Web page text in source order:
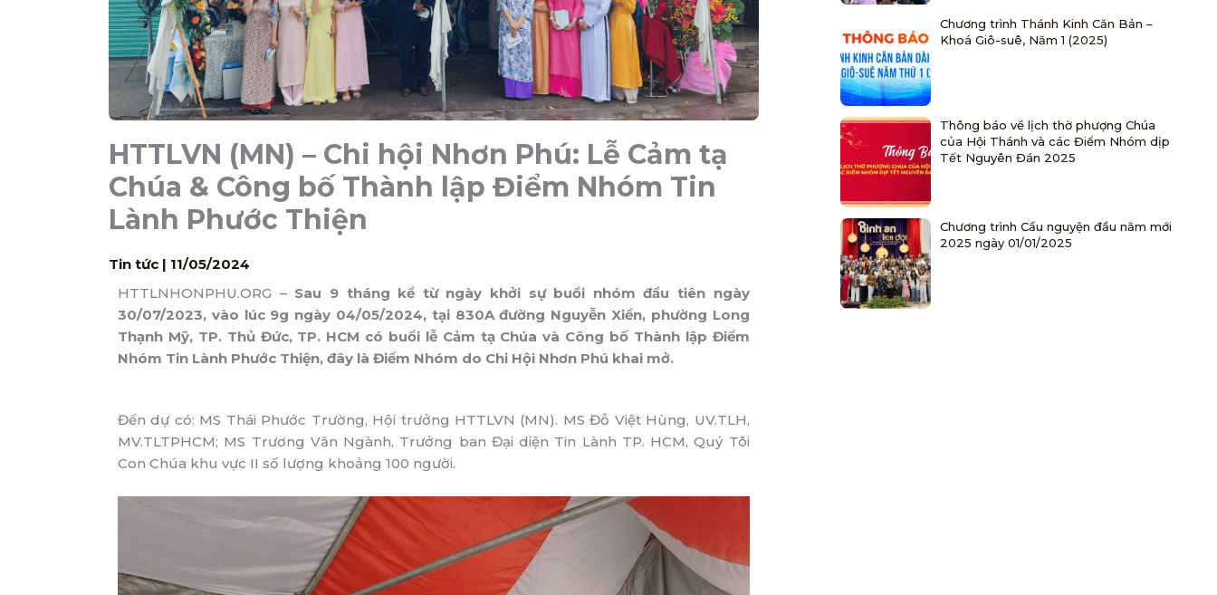
HTTLVN (MN) – Chi hội Nhơn Phú: Lễ Cảm tạ
Chúa & Công bố Thành lập Điểm Nhóm Tin
Lành Phước Thiện
Tin tức | 11/05/2024
HTTLNHONPHU.ORG – Sau 9 tháng kể từ ngày khởi sự buổi nhóm đầu tiên ngày
30/07/2023, vào lúc 9g ngày 04/05/2024, tại 830A đường Nguyễn Xiển, phường Long
Thạnh Mỹ, TP. Thủ Đức, TP. HCM có buổi lễ Cảm tạ Chúa và Công bố Thành lập Điểm
Nhóm Tin Lành Phước Thiện, đây là Điểm Nhóm do Chi Hội Nhơn Phú khai mở.
Đến dự có: MS Thái Phước Trường, Hội trưởng HTTLVN (MN). MS Đỗ Việt Hùng, UV.TLH,
MV.TLTPHCM; MS Trương Văn Ngành, Trưởng ban Đại diện Tin Lành TP. HCM, Quý Tôi
Con Chúa khu vực II số lượng khoảng 100 người.
Chương trình Thánh Kinh Căn Bản –
Khoá Giô-suê, Năm 1 (2025)
Thông báo về lịch thờ phượng Chúa
của Hội Thánh và các Điểm Nhóm dịp
Tết Nguyên Đán 2025
Chương trình Cầu nguyện đầu năm mới
2025 ngày 01/01/2025